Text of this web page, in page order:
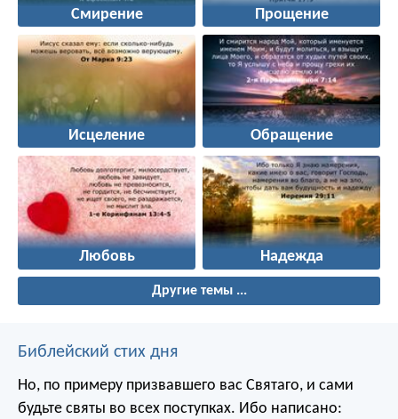
Смирение Прощение
Исцеление Обращение
Любовь Надежда
Другие темы ...
Библейский стих дня
Но, по примеру призвавшего вас Святаго, и сами
будьте святы во всех поступках. Ибо написано: